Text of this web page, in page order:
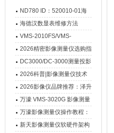
ND780 ID：520010-01海
德汉数显表故障维修内容
海德汉数显表维修方法
VMS-2010FS/VMS-
3020FS/VMS-4030FS手动
影像测量仪技术参数
2026精密影像测量仪选购指
南 靠谱品牌一站式选型推荐
DC3000/DC-3000测量投影
仪万濠数据处理器数显表故
障维修方法
2026科普|影像测量仪技术
原理、分类及选型应用
2026影像仪品牌推荐：泽升
影像测量仪选型指南
万濠 VMS-3020G 影像测量
仪技术规格与应用解析
万濠影像测量仪操作教程：
从开机到出报告，新手也能
新天影像测量仪软硬件架构